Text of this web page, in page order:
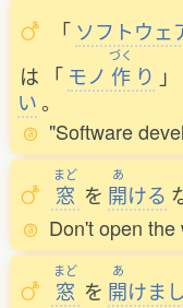
「 ソフトウェ
は
「 モノ
づく
作 り 」
い。
"Software
まど
窓 を
あ
開ける
Don't open the
まど
窓 を
あ
開けま